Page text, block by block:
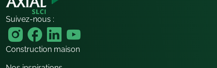
Suivez-nous :
Construction maison